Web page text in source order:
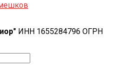
ИНН 1655284796 ОГРН